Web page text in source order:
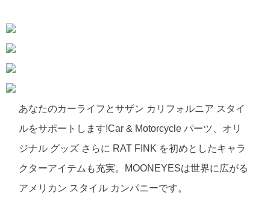
あなたのカーライフとサザン カリフォルニア スタイ
ルをサポートします!Car & Motorcycle パーツ、オリ
ジナル グッズ さらに RAT FINK を初めとしたキャラ
クターアイテムも充実。MOONEYESは世界に広がる
アメリカン スタイル カンパニーです。